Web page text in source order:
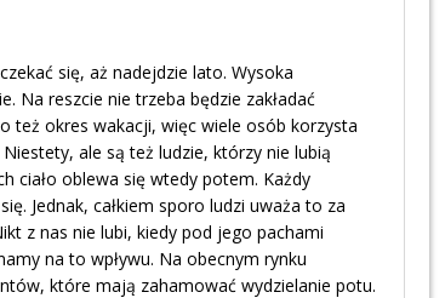
się, aż nadejdzie lato. Wysoka
Na reszcie nie trzeba będzie zakładać
też okres wakacji, więc wiele osób korzysta
ale są też ludzie, którzy nie lubią
ciało oblewa się wtedy potem. Każdy
Jednak, całkiem sporo ludzi uważa to za
z nas nie lubi, kiedy pod jego pachami
na to wpływu. Na obecnym rynku
które mają zahamować wydzielanie potu.